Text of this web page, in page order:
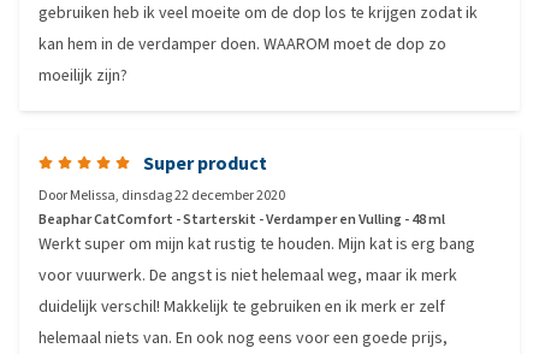
gebruiken heb ik veel moeite om de dop los te krijgen zodat ik
kan hem in de verdamper doen. WAAROM moet de dop zo
moeilijk zijn?
Super product
DoorMelissa, dinsdag 22 december 2020
Beaphar CatComfort - Starterskit - Verdamper en Vulling - 48 ml
Werkt super om mijn kat rustig te houden. Mijn kat is erg bang
voor vuurwerk. De angst is niet helemaal weg, maar ik merk
duidelijk verschil! Makkelijk te gebruiken en ik merk er zelf
helemaal niets van. En ook nog eens voor een goede prijs,